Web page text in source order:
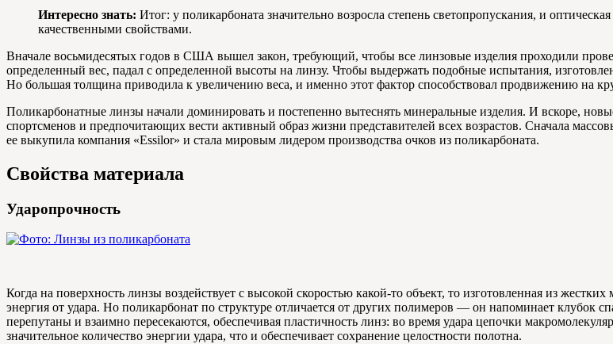
Интересно знать: Итог: у поликарбоната значительно возросла степень светопропускания, и
качественными свойствами.
Вначале восьмидесятых годов в США вышел закон, требующий, чтобы все линзовые изделия проходили
определенный вес, падал с определенной высоты на линзу. Чтобы выдержать подобные испытания,
Но большая толщина приводила к увеличению веса, и именно этот фактор способствовал продвижению на
Поликарбонатные линзы начали доминировать и постепенно вытеснять минеральные изделия. И вскоре,
спортсменов и предпочитающих вести активный образ жизни представителей всех возрастов. Сначала
ее выкупила компания «Essilor» и стала мировым лидером производства очков из поликарбоната.
Свойства материала
Ударопрочность
Когда на поверхность линзы воздействует с высокой скоростью какой-то объект, то изготовленная из
энергия от удара. Но поликарбонат по структуре отличается от других полимеров — он напоминает клубок
перепутаны и взаимно пересекаются, обеспечивая пластичность линз: во время удара цепочки
значительное количество энергии удара, что и обеспечивает сохранение целостности полотна.